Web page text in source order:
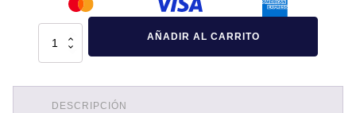
Frutera
AÑADIR AL CARRITO
DESCRIPCIÓN